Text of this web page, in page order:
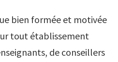
bien formée et motivée
tout établissement
de conseillers